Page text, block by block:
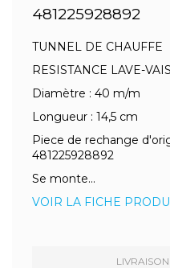
481225928892
TUNNEL DE CHAUFFE
RESISTANCE LAVE-
Diamètre : 40 m/m
Longueur : 14,5 cm
Piece de rechange
481225928892
Se monte...
VOIR LA FICHE